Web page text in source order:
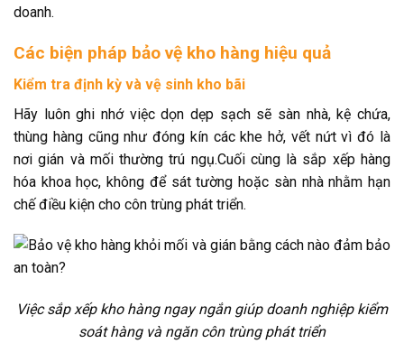
doanh.
Các biện pháp bảo vệ kho hàng hiệu quả
Kiểm tra định kỳ và vệ sinh kho bãi
Hãy luôn ghi nhớ việc dọn dẹp sạch sẽ sàn nhà, kệ chứa,
thùng hàng cũng như đóng kín các khe hở, vết nứt vì đó là
nơi gián và mối thường trú ngụ.Cuối cùng là sắp xếp hàng
hóa khoa học, không để sát tường hoặc sàn nhà nhằm hạn
chế điều kiện cho côn trùng phát triển.
Việc sắp xếp kho hàng ngay ngắn giúp doanh nghiệp kiểm
soát hàng và ngăn côn trùng phát triển